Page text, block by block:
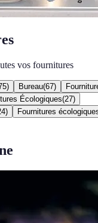
vos fournitures
) Bureau(67)
Écologiques(27)
) Fournitures